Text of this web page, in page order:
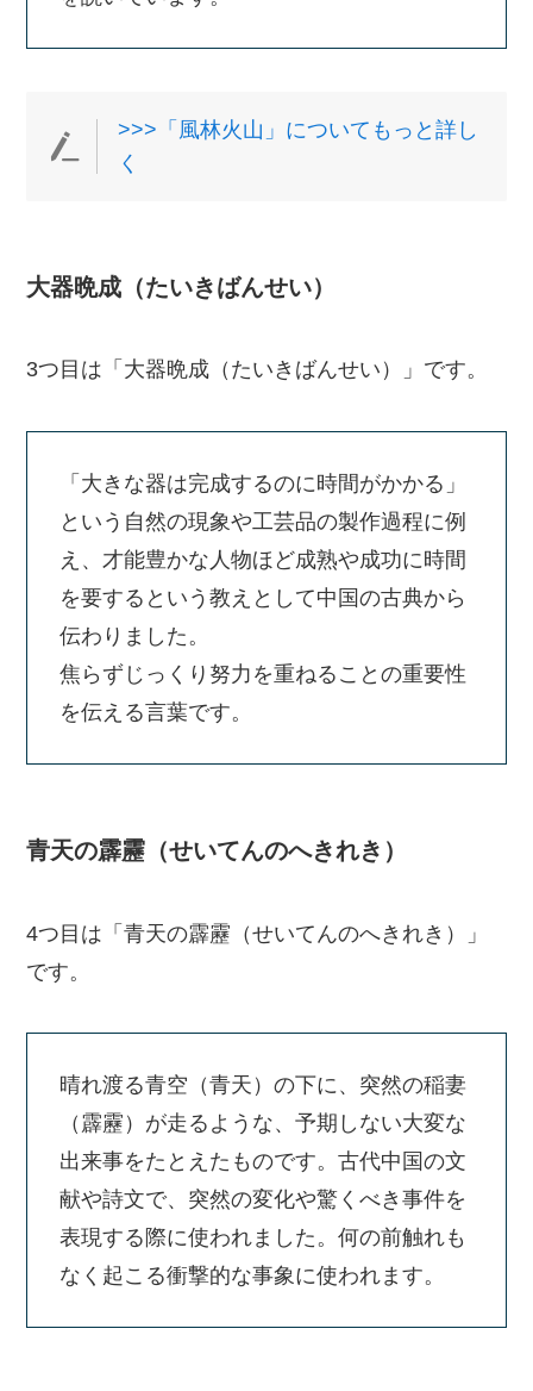
>>>「風林火山」についてもっと詳し
く
大器晩成（たいきばんせい）
3つ目は「大器晩成（たいきばんせい）」です。
「大きな器は完成するのに時間がかかる」
という自然の現象や工芸品の製作過程に例
え、才能豊かな人物ほど成熟や成功に時間
を要するという教えとして中国の古典から
伝わりました。
焦らずじっくり努力を重ねることの重要性
を伝える言葉です。
青天の霹靂（せいてんのへきれき）
4つ目は「青天の霹靂（せいてんのへきれき）」
です。
晴れ渡る青空（青天）の下に、突然の稲妻
（霹靂）が走るような、予期しない大変な
出来事をたとえたものです。古代中国の文
献や詩文で、突然の変化や驚くべき事件を
表現する際に使われました。何の前触れも
なく起こる衝撃的な事象に使われます。